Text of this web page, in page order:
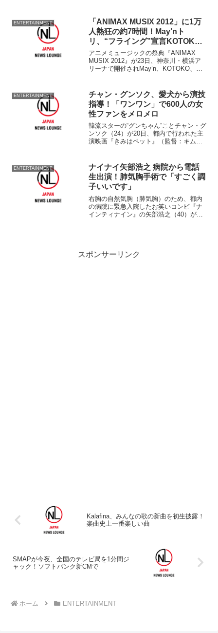
京・テアトル新宿で開催された。 同イ
ベントはアニ...
ENTERTAINMENT
「ANIMAX MUSIX 2012」に1万
人熱狂の約7時間！May’nト
リ、“フライング”宣言KOTOKO
は“釈明”※写真追加
アニメミュージックの祭典『ANIMAX
MUSIX 2012』が23日、神奈川・横浜ア
リーナで開催されMay’n、KOTOKO、
た。 アニメ専門チャンネル『アニ...
ENTERTAINMENT
チャン・グンソク、愛犬から演技
指導！「ワンワン」で600人の女
性ファンをメロメロ
韓流スターの“グンちゃん”ことチャン・グ
ンソク（24）が20日、都内で行われた主
演映画『きみはペット』（監督：キム・
優のキム・ハヌル（32）とともに登壇
し、「新しいご主...
ENTERTAINMENT
ナイナイ矢部浩之 病院から電話
生出演！肺気胸手術で「すごく調
子いいです」
右胸の自然気胸（肺気胸）のため、都内
の病院に緊急入院したお笑いコンビ『ナ
インティナイン』の矢部浩之（40）が、
スポンサーリンク
Kalafina、みんなの歌の新曲を初生披露！
楽曲史上一番楽しい曲
SMAPが今夜、全国のテレビ局を1分間ジ
ャック！ソフトバンク新CMで
ホーム ENTERTAINMENT